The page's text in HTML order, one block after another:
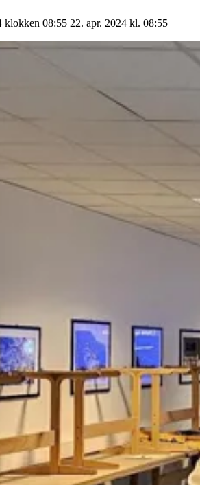
klokken 08:55 22. apr. 2024 kl. 08:55